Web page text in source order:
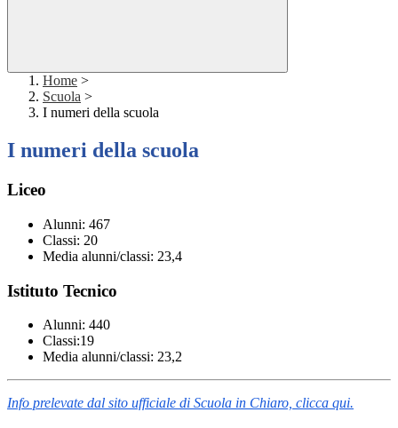
Home >
Scuola >
I numeri della scuola
I numeri della scuola
Liceo
Alunni: 467
Classi: 20
Media alunni/classi: 23,4
Istituto Tecnico
Alunni: 440
Classi:19
Media alunni/classi: 23,2
Info prelevate dal sito ufficiale di Scuola in Chiaro, clicca qui.